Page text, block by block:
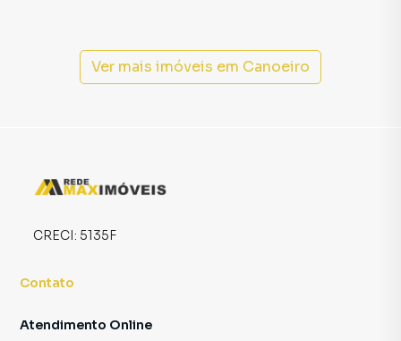
Araçuaí, especialmente em Canoeiro. Isso porque temos
uma equipe de marketing digital focada em produzir
programadores, corretores treinados e uma central de
inquilinos.
Ver mais imóveis em Canoeiro
CRECI: 5135F
Contato
Atendimento Online